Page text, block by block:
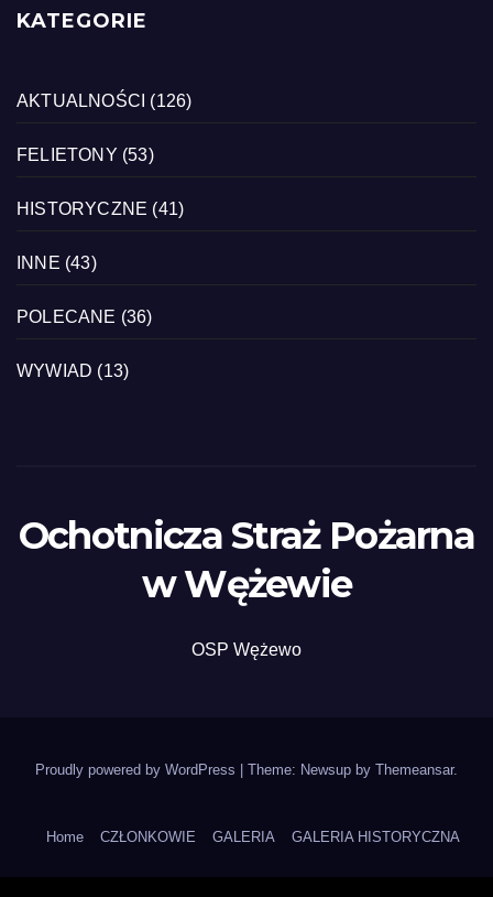
KATEGORIE
AKTUALNOŚCI (126)
FELIETONY (53)
HISTORYCZNE (41)
INNE (43)
POLECANE (36)
WYWIAD (13)
Ochotnicza Straż Pożarna
w Wężewie
OSP Wężewo
Proudly powered by WordPress Theme: Newsup by Themeansar.
Home CZŁONKOWIE GALERIA GALERIA HISTORYCZNA